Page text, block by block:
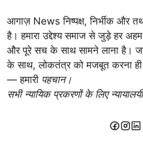
आगाज़ News निष्पक्ष, निर्भीक और
है। हमारा उद्देश्य समाज से जुड़े हर अहम
और पूरे सच के साथ सामने लाना है।
के साथ, लोकतंत्र को मजबूत करना ही
— हमारी पहचान।
सभी न्यायिक प्रकरणों के लिए